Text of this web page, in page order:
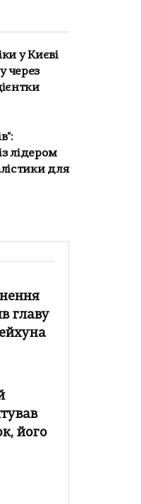
у Києві
через
лідером
для
главу
його